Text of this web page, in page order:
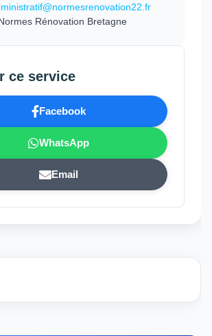
Rénovation Bretagne
ce service
Facebook
WhatsApp
Email